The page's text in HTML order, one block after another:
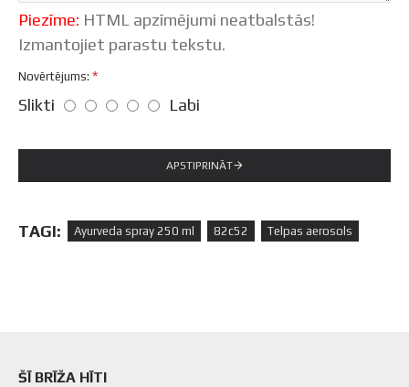
Piezīme: HTML apzīmējumi neatbalstās!
Izmantojiet parastu tekstu.
Novērtējums:
Slikti Labi
APSTIPRINĀT
TAGI: Ayurveda spray 250 ml 82c52 Telpas aerosols
ŠĪ BRĪŽA HĪTI